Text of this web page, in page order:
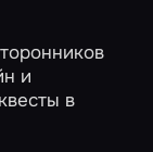
и
в